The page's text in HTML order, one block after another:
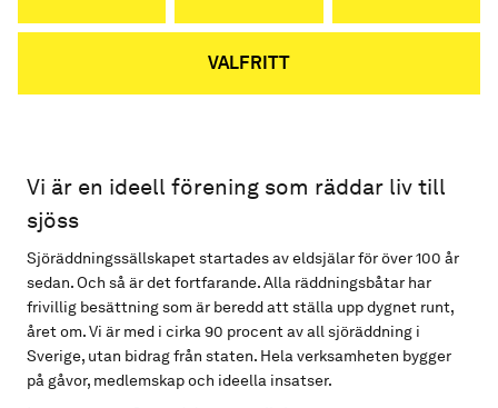
VALFRITT
Vi är en ideell förening som räddar liv till
sjöss
Sjöräddningssällskapet startades av eldsjälar för över 100 år
sedan. Och så är det fortfarande. Alla räddningsbåtar har
frivillig besättning som är beredd att ställa upp dygnet runt,
året om. Vi är med i cirka 90 procent av all sjöräddning i
Sverige, utan bidrag från staten. Hela verksamheten bygger
på gåvor, medlemskap och ideella insatser.